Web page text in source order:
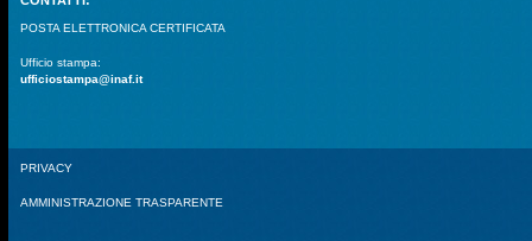
POSTA ELETTRONICA CERTIFICATA
Ufficio stampa:
ufficiostampa@inaf.it
PRIVACY
AMMINISTRAZIONE TRASPARENTE